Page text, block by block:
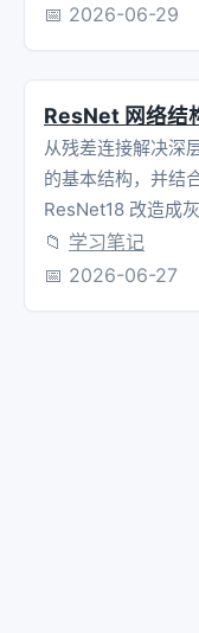
📅 2026-06-29
ResNet 网络结
从残差连接解决深
的基本结构，并结
ResNet18 改造成
📁 学习笔记
📅 2026-06-27